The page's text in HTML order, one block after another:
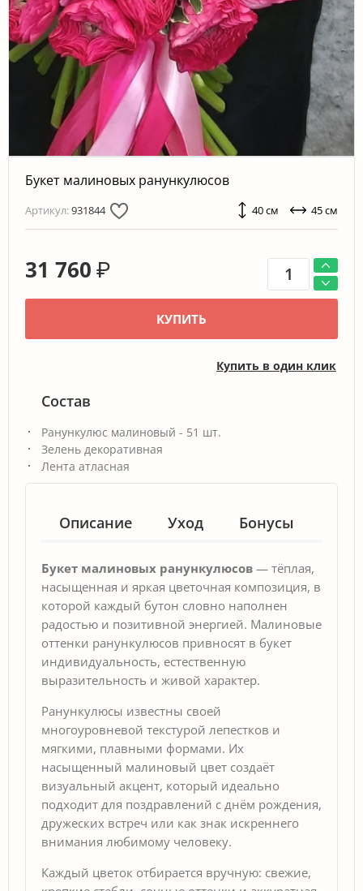
Букет малиновых ранункулюсов
Артикул:931844 40 см 45 см
31 760 ₽
КУПИТЬ
Купить в один клик
Состав
Ранункулюс малиновый - 51 шт.
Зелень декоративная
Лента атласная
Описание Уход Бонусы
Букет малиновых ранункулюсов — тёплая,
насыщенная и яркая цветочная композиция, в
которой каждый бутон словно наполнен
радостью и позитивной энергией. Малиновые
оттенки ранункулюсов привносят в букет
индивидуальность, естественную
выразительность и живой характер.
Ранункулюсы известны своей
многоуровневой текстурой лепестков и
мягкими, плавными формами. Их
насыщенный малиновый цвет создаёт
визуальный акцент, который идеально
подходит для поздравлений с днём рождения,
дружеских встреч или как знак искреннего
внимания любимому человеку.
Каждый цветок отбирается вручную: свежие,